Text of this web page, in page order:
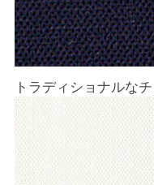
トラディショナルな